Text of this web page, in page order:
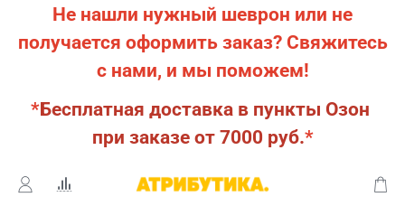
Не нашли нужный шеврон или не
получается оформить заказ? Свяжитесь
с нами, и мы поможем!
*Бесплатная доставка в пункты Озон
при заказе от 7000 руб.*